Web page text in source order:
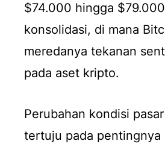
$74.000 hingga
konsolidasi, di mana
meredanya tekanan
pada aset kripto.
Perubahan kondisi
tertuju pada pentingnya